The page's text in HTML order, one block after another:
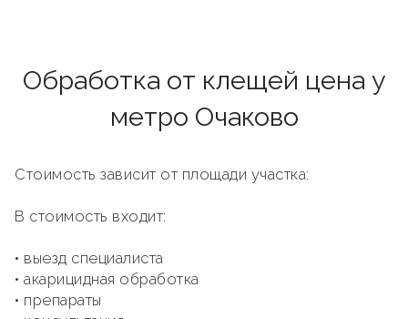
Обработка от клещей цена у
метро Очаково
Стоимость зависит от площади участка:
В стоимость входит:
• выезд специалиста
• акарицидная обработка
• препараты